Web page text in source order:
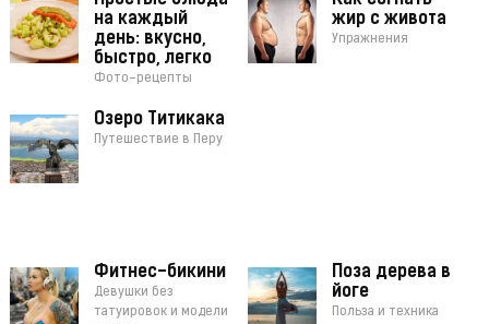
на каждый
день: вкусно,
быстро, легко
Фото-рецепты
жир с живота
Упражнения
Озеро Титикака
Путешествие в Перу
Фитнес-бикини
Девушки без
татуировок и модели
Поза дерева в
йоге
Польза и техника